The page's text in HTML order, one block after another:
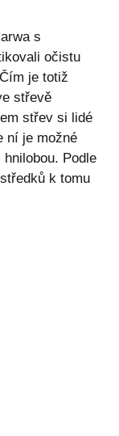
s
očistu
je totiž
střevě
střev si lidé
ní je možné
Podle
k tomu